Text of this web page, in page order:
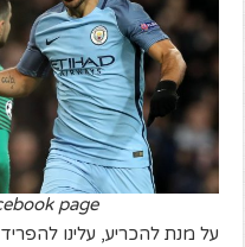
page
על מנת להכריע, עלינו